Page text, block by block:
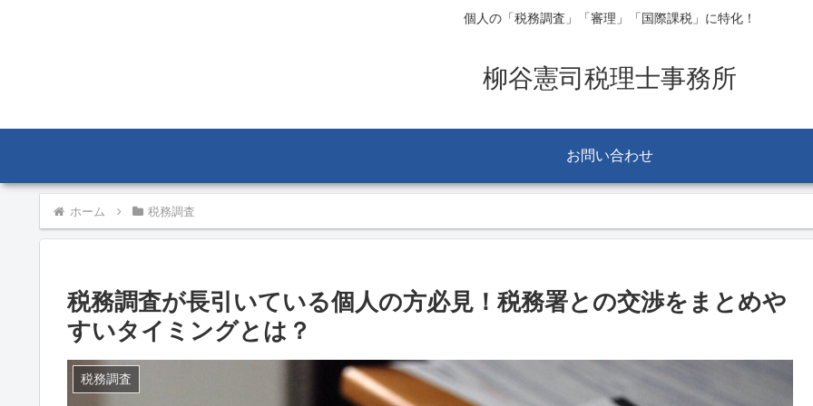
個人の「税務調査」「審理」「国際課税」に特化！
柳谷憲司税理士事務所
お問い合わせ
ホーム 税務調査
税務調査が長引いている個人の方必見！税務署との交渉をまとめや
すいタイミングとは？
税務調査